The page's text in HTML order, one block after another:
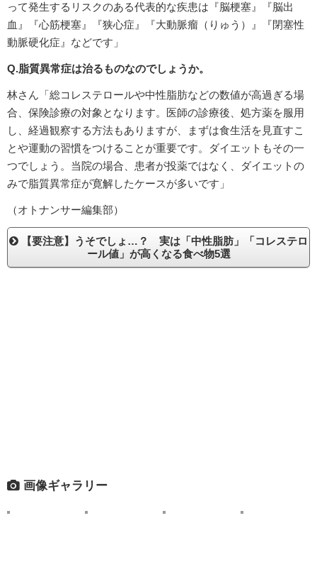
って発生するリスクのある代表的な疾患は『脳梗塞』『脳出
血』『心筋梗塞』『狭心症』『大動脈瘤（りゅう）』『閉塞性
動脈硬化症』などです」
Q.脂質異常症は治るものなのでしょうか。
林さん「総コレステロールや中性脂肪などの数値が高過ぎる場
合、保険診療の対象となります。医師の診療後、処方薬を服用
し、経過観察する方法もありますが、まずは食生活を見直すこ
とや運動の習慣をつけることが重要です。ダイエットもその一
つでしょう。当院の場合、患者が投薬ではなく、ダイエットの
みで脂質異常症が寛解したケースが多いです」
（オトナンサー編集部）
【要注意】うそでしょ…？ 実は「中性脂肪」「コレステロ
ール値」が高くなる食べ物5選
画像ギャラリー